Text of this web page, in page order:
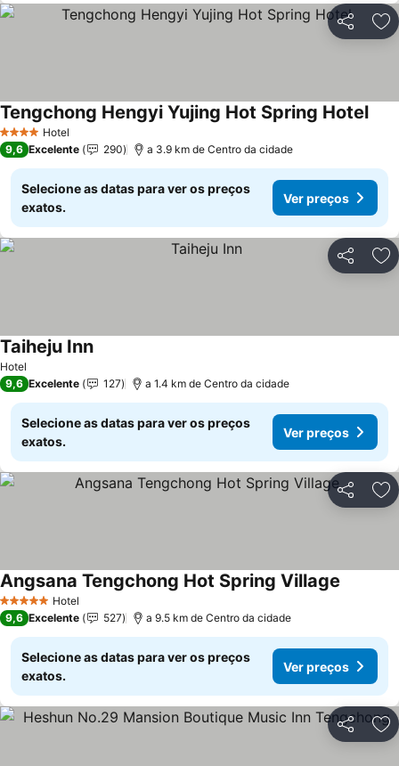
Partilhar
4 EstrelasHotel
Tengchong Hengyi Yujing Hot Spring HotelVer
9,6 Excelente 290 a 3.9 km de Centro da cidade
Selecione as datas para ver os preços
exatos.
Ver preços
Partilhar
Hotel
Taiheju InnVer preços
9,6 Excelente 127 a 1.4 km de Centro da cidade
Selecione as datas para ver os preços
exatos.
Ver preços
Partilhar
5 Estrelas Hotel
Angsana Tengchong Hot Spring Village
9,6 Excelente 527 a 9.5 km de Centro da cidade
Selecione as datas para ver os preços
exatos.
Ver preços
Partilhar